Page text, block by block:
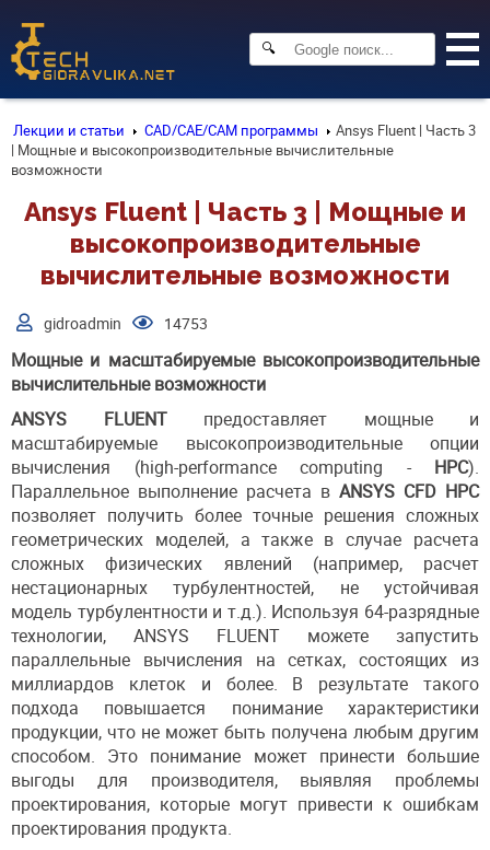
🔍
Лекции и статьи CAD/CAE/CAM программы
Ansys Fluent | Часть 3
| Мощные и высокопроизводительные вычислительные
возможности
Ansys Fluent | Часть 3 | Мощные и
высокопроизводительные
вычислительные возможности
gidroadmin 14753
Мощные и масштабируемые высокопроизводительные
вычислительные возможности
ANSYS FLUENTпредоставляет мощные и
масштабируемые высокопроизводительные опции
вычисления (high-performance computing - HPC).
Параллельное выполнение расчета в ANSYS CFD HPC
позволяет получить более точные решения сложных
геометрических моделей, а также в случае расчета
сложных физических явлений (например, расчет
нестационарных турбулентностей, не устойчивая
модель турбулентности и т.д.). Используя 64-разрядные
технологии, ANSYS FLUENT можете запустить
параллельные вычисления на сетках, состоящих из
миллиардов клеток и более. В результате такого
подхода повышается понимание характеристики
продукции, что не может быть получена любым другим
способом. Это понимание может принести большие
выгоды для производителя, выявляя проблемы
проектирования, которые могут привести к ошибкам
проектирования продукта.